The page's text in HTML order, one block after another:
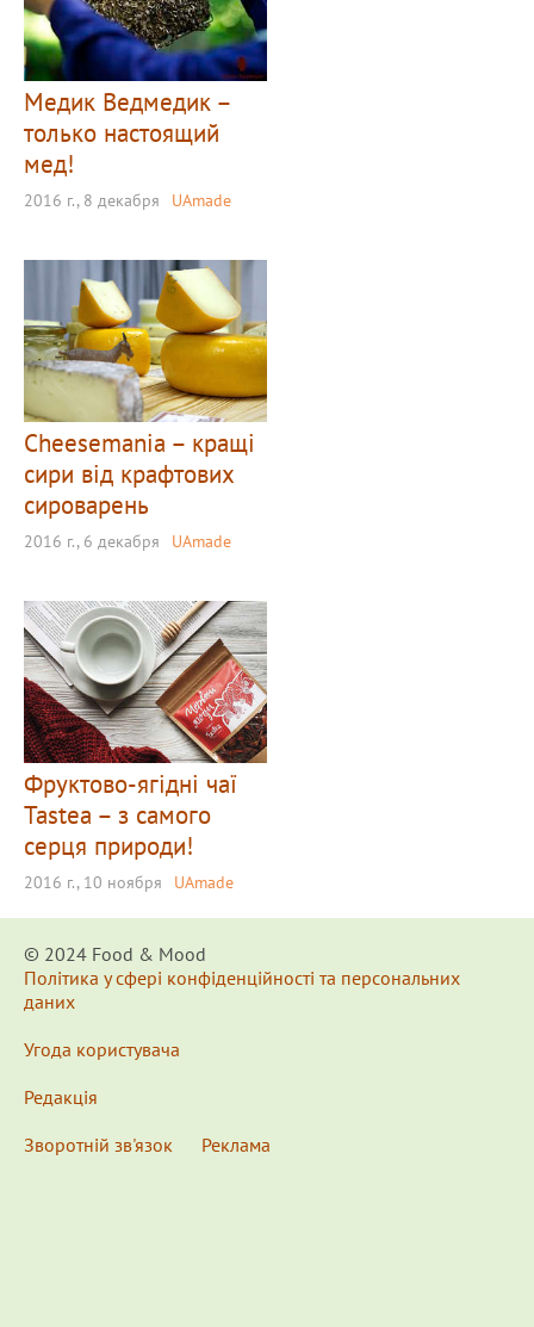
Медик Ведмедик –
только настоящий
мед!
2016 г., 8 декабря UAmade
Cheesemania – кращі
сири від крафтових
сироварень
2016 г., 6 декабря UAmade
Фруктово-ягідні чаї
Tastea – з самого
серця природи!
2016 г., 10 ноября UAmade
© 2024 Food & Мood
Політика у сфері конфіденційності та персональних
даних
Угода користувача
Редакція
Зворотній зв'язок
Реклама